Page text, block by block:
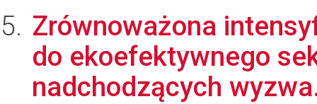
Zrównoważona
do ekoefektywnego
nadchodzących